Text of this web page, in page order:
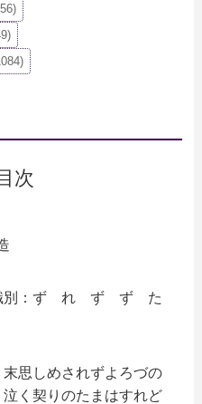
次
別：ず れ ず ず た
思しめされずよろづの
泣く契りのたまはすれど